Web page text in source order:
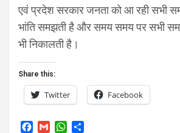
एवं प्रदेश सरकार जनता को आ रही सभी
भांति समझती है और समय समय पर सभी
भी निकालती है।
Share this:
Twitter Facebook
W